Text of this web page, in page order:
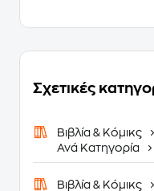
Σχετικές
Βιβλία & Κόμικς
Ανά Κατηγορία
Βιβλία & Κόμικς